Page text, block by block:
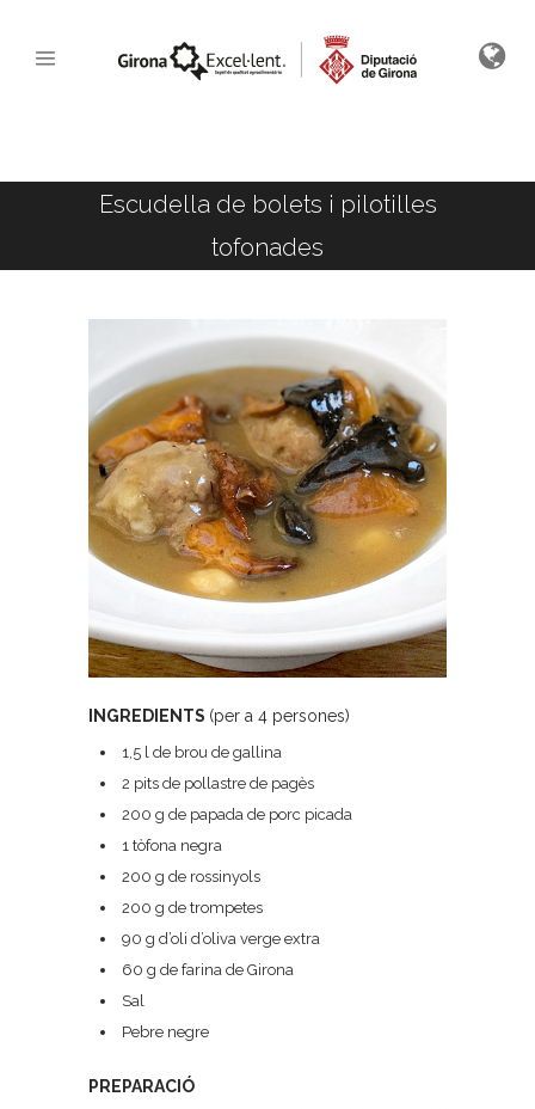
Escudella de bolets i pilotilles
tofonades
INGREDIENTS (per a 4 persones)
1,5 l de brou de gallina
2 pits de pollastre de pagès
200 g de papada de porc picada
1 tòfona negra
200 g de rossinyols
200 g de trompetes
90 g d’oli d’oliva verge extra
60 g de farina de Girona
Sal
Pebre negre
PREPARACIÓ